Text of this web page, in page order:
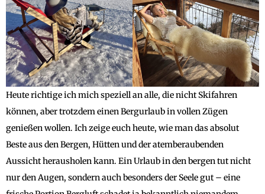
Heute richtige ich mich speziell an alle, die nicht Skifahren
können, aber trotzdem einen Bergurlaub in vollen Zügen
genießen wollen. Ich zeige euch heute, wie man das absolut
Beste aus den Bergen, Hütten und der atemberaubenden
Aussicht herausholen kann. Ein Urlaub in den bergen tut nicht
nur den Augen, sondern auch besonders der Seele gut – eine